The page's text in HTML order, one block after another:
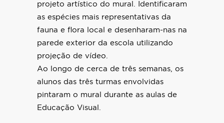
projeto artístico do mural. Identificaram
as espécies mais representativas da
fauna e flora local e desenharam-nas na
parede exterior da escola utilizando
projeção de vídeo.
Ao longo de cerca de três semanas, os
alunos das três turmas envolvidas
pintaram o mural durante as aulas de
Educação Visual.